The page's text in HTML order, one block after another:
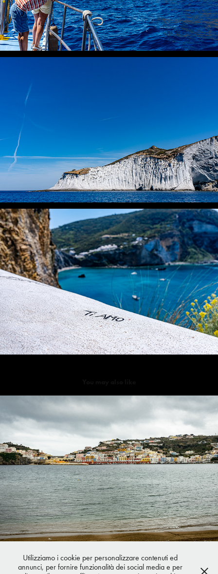
Ponza d'inverno
2021
Utilizziamo i cookie per personalizzare contenuti ed
annunci, per fornire funzionalità dei social media e per